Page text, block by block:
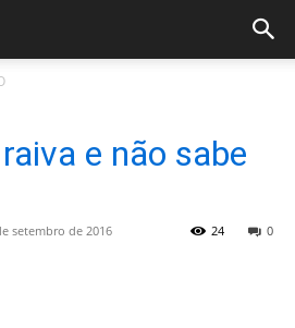
e não sabe
setembro de 2016 0
24